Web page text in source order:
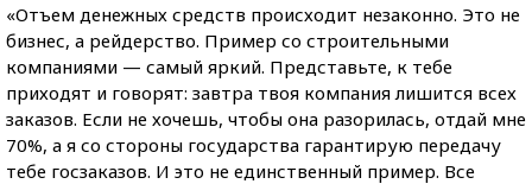
«Отъем денежных средств происходит незаконно. Это не
бизнес, а рейдерство. Пример со строительными
компаниями — самый яркий. Представьте, к тебе
приходят и говорят: завтра твоя компания лишится всех
заказов. Если не хочешь, чтобы она разорилась, отдай мне
70%, а я со стороны государства гарантирую передачу
тебе госзаказов. И это не единственный пример. Все